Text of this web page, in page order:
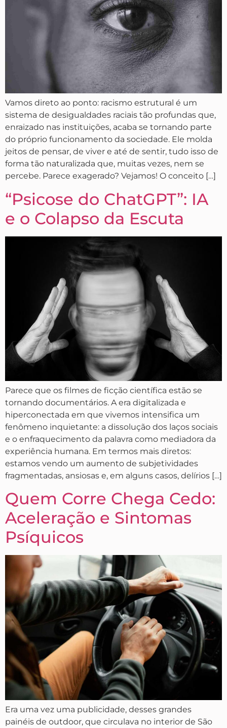
Vamos direto ao ponto: racismo estrutural é um
sistema de desigualdades raciais tão profundas que,
enraizado nas instituições, acaba se tornando parte
do próprio funcionamento da sociedade. Ele molda
jeitos de pensar, de viver e até de sentir, tudo isso de
forma tão naturalizada que, muitas vezes, nem se
percebe. Parece exagerado? Vejamos! O conceito […]
“Psicose do ChatGPT”: IA
e o Colapso da Escuta
Parece que os filmes de ficção científica estão se
tornando documentários. A era digitalizada e
hiperconectada em que vivemos intensifica um
fenômeno inquietante: a dissolução dos laços sociais
e o enfraquecimento da palavra como mediadora da
experiência humana. Em termos mais diretos:
estamos vendo um aumento de subjetividades
fragmentadas, ansiosas e, em alguns casos, delírios […]
Quem Corre Chega Cedo:
Aceleração e Sintomas
Psíquicos
Era uma vez uma publicidade, desses grandes
painéis de outdoor, que circulava no interior de São